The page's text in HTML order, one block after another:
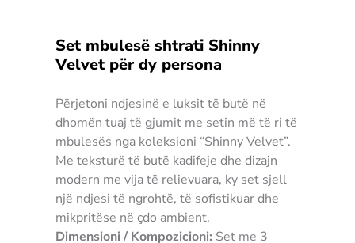
Set mbulesë shtrati Shinny
Velvet për dy persona
Përjetoni ndjesinë e luksit të butë në
dhomën tuaj të gjumit me setin më të ri të
mbulesës nga koleksioni “Shinny Velvet”.
Me teksturë të butë kadifeje dhe dizajn
modern me vija të relievuara, ky set sjell
një ndjesi të ngrohtë, të sofistikuar dhe
mikpritëse në çdo ambient.
Dimensioni / Kompozicioni: Set me 3